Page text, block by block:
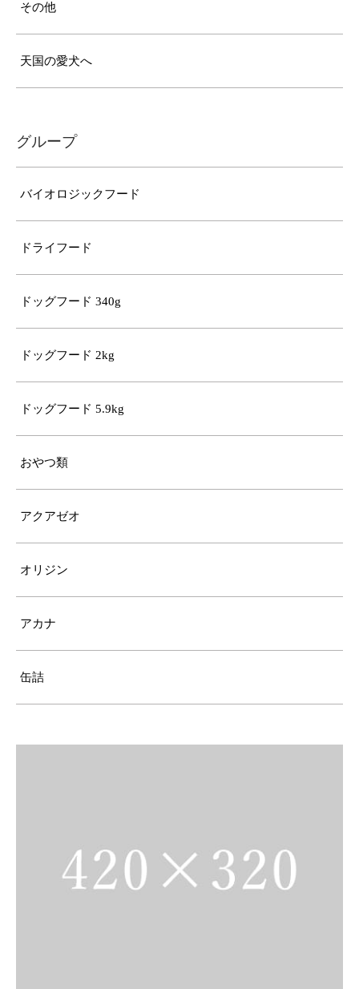
その他
天国の愛犬へ
グループ
バイオロジックフード
ドライフード
ドッグフード 340g
ドッグフード 2kg
ドッグフード 5.9kg
おやつ類
アクアゼオ
オリジン
アカナ
缶詰